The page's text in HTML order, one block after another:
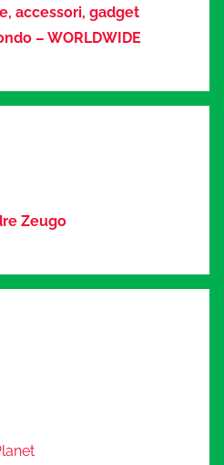
accessori, gadget
– WORLDWIDE
Zeugo